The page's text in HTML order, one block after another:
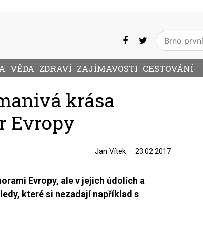
VĚDA ZDRAVÍ ZAJÍMAVOSTI CESTOVÁNÍ
krása
Evropy
Jan Vítek 23.02.2017
Evropy, ale v jejich údolích a
které si nezadají například s